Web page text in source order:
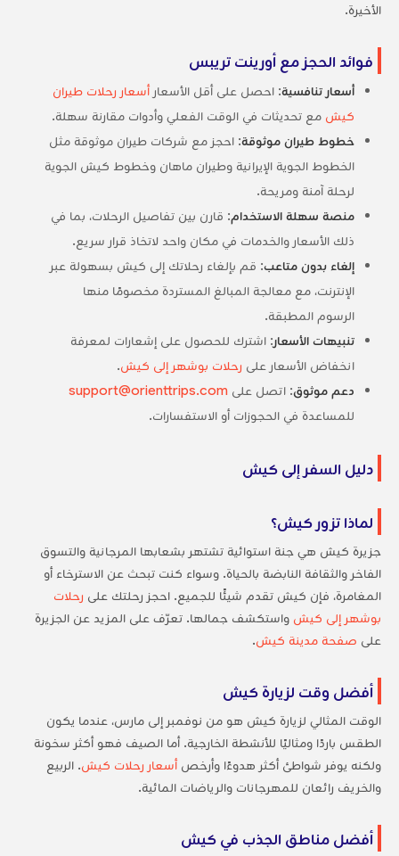
الأخيرة.
فوائد الحجز مع أورينت تريبس
أسعار تنافسية: احصل على أقل الأسعارأسعار رحلات طيران
كيش مع تحديثات في الوقت الفعلي وأدوات مقارنة سهلة.
خطوط طيران موثوقة: احجز مع شركات طيران موثوقة مثل
الخطوط الجوية الإيرانية وطيران ماهان وخطوط كيش الجوية
لرحلة آمنة ومريحة.
منصة سهلة الاستخدام: قارن بين تفاصيل الرحلات، بما في
ذلك الأسعار والخدمات في مكان واحد لاتخاذ قرار سريع.
إلغاء بدون متاعب: قم بإلغاء رحلاتك إلى كيش بسهولة عبر
الإنترنت، مع معالجة المبالغ المستردة مخصومًا منها
الرسوم المطبقة.
تنبيهات الأسعار: اشترك للحصول على إشعارات لمعرفة
انخفاض الأسعار على رحلات بوشهر إلى كيش.
دعم موثوق: اتصل على support@orienttrips.com
للمساعدة في الحجوزات أو الاستفسارات.
دليل السفر إلى كيش
لماذا تزور كيش؟
جزيرة كيش هي جنة استوائية تشتهر بشعابها المرجانية والتسوق
الفاخر والثقافة النابضة بالحياة. وسواء كنت تبحث عن الاسترخاء أو
المغامرة، فإن كيش تقدم شيئًا للجميع. احجز رحلتك على رحلات
بوشهر إلى كيش واستكشف جمالها. تعرّف على المزيد عن الجزيرة
على صفحة مدينة كيش.
أفضل وقت لزيارة كيش
الوقت المثالي لزيارة كيش هو من نوفمبر إلى مارس، عندما يكون
الطقس باردًا ومثاليًا للأنشطة الخارجية. أما الصيف فهو أكثر سخونة
ولكنه يوفر شواطئ أكثر هدوءًا وأرخصأسعار رحلات كيش. الربيع
والخريف رائعان للمهرجانات والرياضات المائية.
أفضل مناطق الجذب في كيش